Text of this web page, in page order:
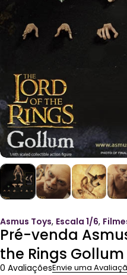
Asmus Toys, Escala 1/6,
Pré-venda
the Rings Gollum
0 AvaliaçõesEnvie uma